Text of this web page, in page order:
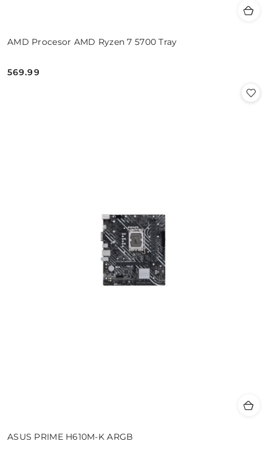
AMD Procesor AMD Ryzen 7 5700 Tray
Cena:
569.99
ASUS PRIME H610M-K ARGB